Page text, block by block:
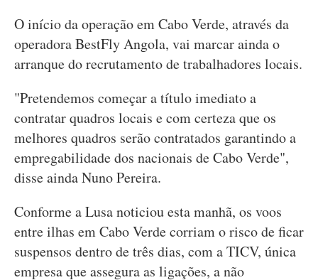
O início da operação em Cabo Verde, através da
operadora BestFly Angola, vai marcar ainda o
arranque do recrutamento de trabalhadores locais.
"Pretendemos começar a título imediato a
contratar quadros locais e com certeza que os
melhores quadros serão contratados garantindo a
empregabilidade dos nacionais de Cabo Verde",
disse ainda Nuno Pereira.
Conforme a Lusa noticiou esta manhã, os voos
entre ilhas em Cabo Verde corriam o risco de ficar
suspensos dentro de três dias, com a TICV, única
empresa que assegura as ligações, a não